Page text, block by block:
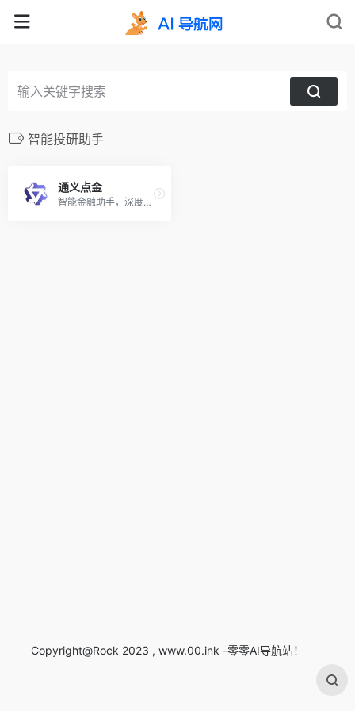
智能投研助手
通义点金
智能金融助手，深度解读财报研报，轻松分析金融事件，自动绘制图表表格，实时市场数据分析，助力用户对话金融世界
Copyright@Rock 2023 , www.00.ink -零零AI导航站！